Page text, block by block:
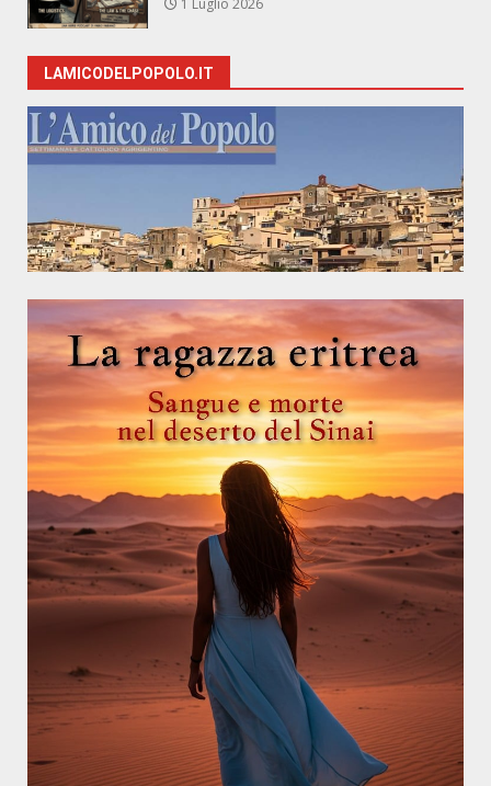
1 Luglio 2026
LAMICODELPOPOLO.IT